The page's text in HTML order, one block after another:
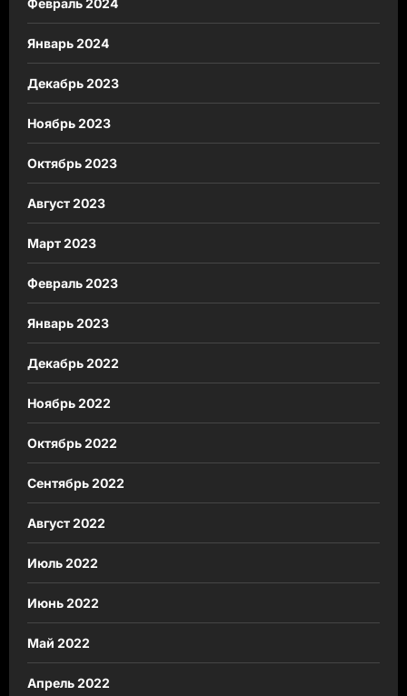
Февраль 2024
Январь 2024
Декабрь 2023
Ноябрь 2023
Октябрь 2023
Август 2023
Март 2023
Февраль 2023
Январь 2023
Декабрь 2022
Ноябрь 2022
Октябрь 2022
Сентябрь 2022
Август 2022
Июль 2022
Июнь 2022
Май 2022
Апрель 2022